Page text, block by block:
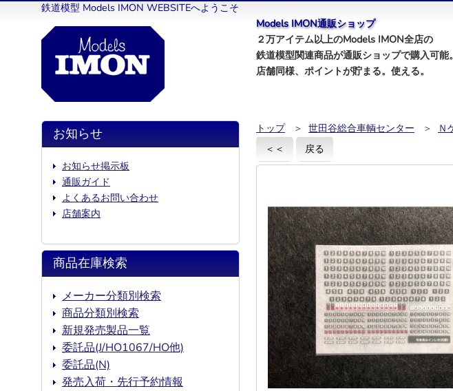
鉄道模型 Models IMON WEBSITEへようこそ
Models IMON通販ショップ
２万アイテム以上のModels IMON全店の
鉄道模型関連商品が通販ショップで購入可能。
店舗同様、ポイントが貯まる。使える。
トップ ＞ 世田谷総合車輌センター ＞ Ｎ
＜＜
戻る
お知らせ
お知らせ掲示板
通販ガイド
よくあるお問い合わせ
店舗案内
商品在庫検索
メーカー分類別検索
商品分類別検索
新規発売製品一覧
委託品(J/HO1067/HO他)
委託品(N)
発売入荷・先行予約情報